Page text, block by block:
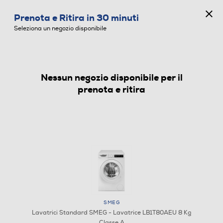
LAVATRICI STANDARD
Prenota e Ritira in 30 minuti
Seleziona un negozio disponibile
Nessun negozio disponibile per il
prenota e ritira
SMEG
Lavatrici Standard SMEG - Lavatrice LB1T80AEU 8 Kg